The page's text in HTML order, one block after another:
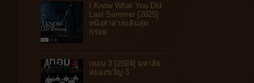
I Know What You Did
Last Summer [2025]
หนังล่าล่างแค้นสุด
กร่อย
เทอม 3 [2024] มหาลัย
สยองขวัญ 3